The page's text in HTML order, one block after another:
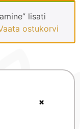
lisati
ostukorvi
×